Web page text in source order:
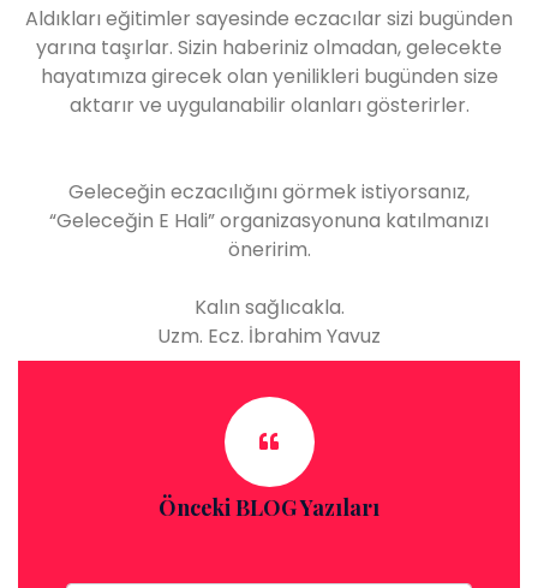
Aldıkları eğitimler sayesinde eczacılar sizi bugünden
yarına taşırlar. Sizin haberiniz olmadan, gelecekte
hayatımıza girecek olan yenilikleri bugünden size
aktarır ve uygulanabilir olanları gösterirler.
Geleceğin eczacılığını görmek istiyorsanız,
“Geleceğin E Hali” organizasyonuna katılmanızı
öneririm.
Kalın sağlıcakla.
Uzm. Ecz. İbrahim Yavuz
Önceki BLOG Yazıları